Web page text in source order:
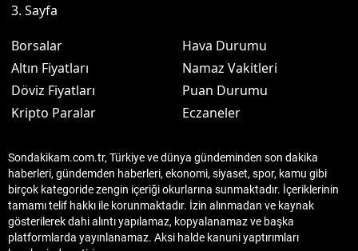
3. Sayfa
Borsalar
Altın Fiyatları
Döviz Fiyatları
Kripto Paralar
Hava Durumu
Namaz Vakitleri
Puan Durumu
Eczaneler
Sondakikam.com.tr, Türkiye ve dünya gündeminden son dakika
haberleri, gündemden haberleri, ekonomi, siyaset, spor, kamu gibi
birçok kategoride zengin içeriği okurlarına sunmaktadır. İçeriklerinin
tamamı telif hakkı ile korunmaktadır. İzin alınmadan ve kaynak
gösterilerek dahi alıntı yapılamaz, kopyalanamaz ve başka
platformlarda yayınlanamaz. Aksi halde kanuni yaptırımları